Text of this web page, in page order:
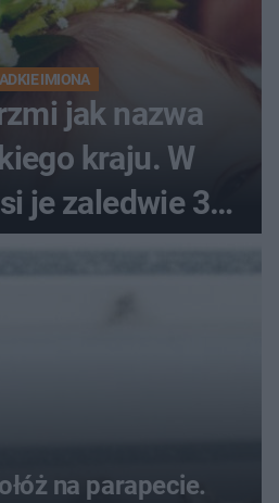
IMIONA
jak nazwa
kraju. W
je zaledwie 3
na parapecie.